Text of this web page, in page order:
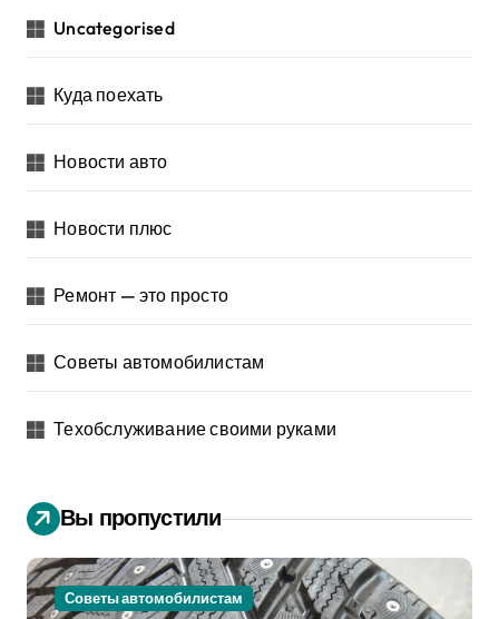
Uncategorised
Куда поехать
Новости авто
Новости плюс
Ремонт — это просто
Советы автомобилистам
Техобслуживание своими руками
Вы пропустили
Советы автомобилистам